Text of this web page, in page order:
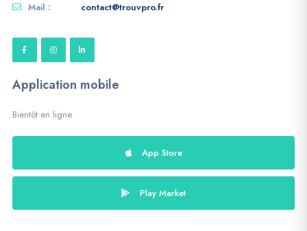
Mail : contact@trouvpro.fr
Application mobile
Bientôt en ligne
App Store
Play Market